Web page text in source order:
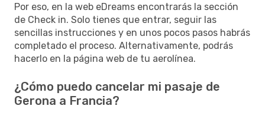
Por eso, en la web eDreams encontrarás la sección
de Check in. Solo tienes que entrar, seguir las
sencillas instrucciones y en unos pocos pasos habrás
completado el proceso. Alternativamente, podrás
hacerlo en la página web de tu aerolínea.
¿Cómo puedo cancelar mi pasaje de
Gerona a Francia?